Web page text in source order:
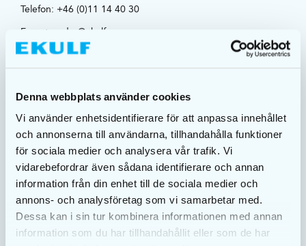
Denna webbplats använder cookies
Vi använder enhetsidentifierare för att anpassa innehållet
och annonserna till användarna, tillhandahålla funktioner
för sociala medier och analysera vår trafik. Vi
vidarebefordrar även sådana identifierare och annan
information från din enhet till de sociala medier och
annons- och analysföretag som vi samarbetar med.
Dessa kan i sin tur kombinera informationen med annan
information som du har tillhandahållit eller som de har
Telefon: +46 (0)11 14 40 30
E-post:
order@ekulf.se
Organisationsnr: 556125-9002
OM OSS
Villkor/GDPR
Om EKULF
Kontakta oss
Mediabank
Hållbarhet
Tips & råd